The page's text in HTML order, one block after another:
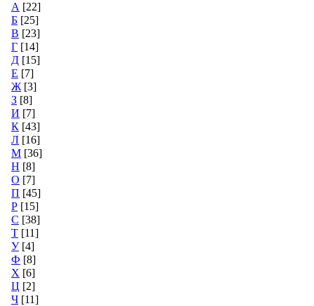
А [22]
Б [25]
В [23]
Г [14]
Д [15]
Е [7]
Ж [3]
З [8]
И [7]
К [43]
Л [16]
М [36]
Н [8]
О [7]
П [45]
Р [15]
С [38]
Т [11]
У [4]
Ф [8]
Х [6]
Ц [2]
Ч [11]